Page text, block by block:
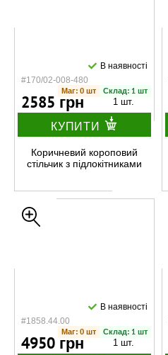
#170/02-008-480
В наявності
Маг: 0 шт Склад: 1 шт
2585 грн 1 шт.
КУПИТИ
Коричневий короповий
стільчик з підлокітниками
#1858.44.00
В наявності
Маг: 0 шт Склад: 1 шт
4950 грн 1 шт.